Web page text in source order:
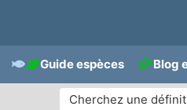
Guide espèces Blog